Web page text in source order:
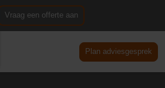
Vraag een offerte aan
DE
Plan adviesgesprek